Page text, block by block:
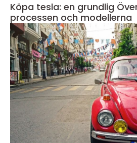
Köpa tesla: en grundlig
processen och modellerna